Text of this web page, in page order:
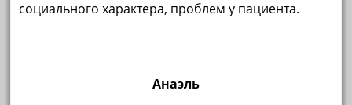
социального характера, проблем у пациента.
Анаэль